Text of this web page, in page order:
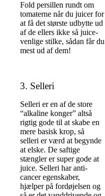
Fold persillen rundt om
tomaterne når du juicer for
at få det største udbytte ud
af de ellers ikke så juice-
venlige stilke, sådan får du
mest ud af dem!
3. Selleri
Selleri er en af de store
“alkaline konger” altså
rigtig gode til at skabe en
mere basisk krop, så
selleri er værd at begynde
at elske. De saftige
stængler er super gode at
juice. Selleri har anti-
cancer egenskaber,
hjælper på fordøjelsen og